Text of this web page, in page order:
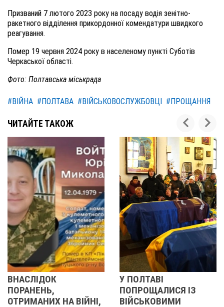
Призваний 7 лютого 2023 року на посаду водія зенітно-
ракетного відділення прикордонної комендатури швидкого
реагування.
Помер 19 червня 2024 року в населеному пункті Суботів
Черкаської області.
Фото: Полтавська міськрада
#ВІЙНА #ПОЛТАВА #ВІЙСЬКОВОСЛУЖБОВЦІ #ПРОЩАННЯ
ЧИТАЙТЕ ТАКОЖ
У ПОЛТАВІ
ПОПРОЩАЛИСЯ ІЗ
ВІЙСЬКОВИМИ
У ПОЛТАВІ
ПОПРОЩАЛИСЯ
БІЙЦЯМИ